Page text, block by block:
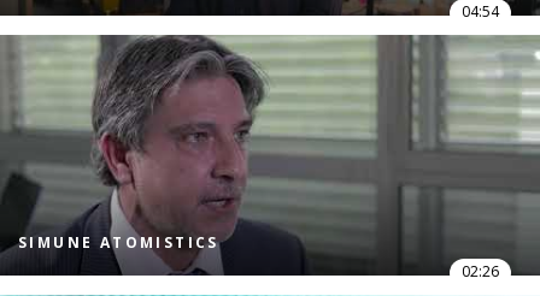
04:54
SIMUNE ATOMISTICS
02:26